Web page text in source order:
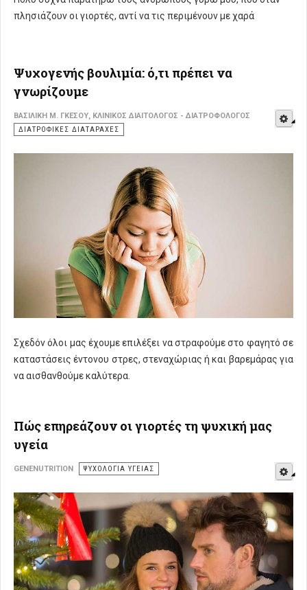
πλησιάζουν οι γιορτές, αντί να τις περιμένουν με χαρά
Ψυχογενής βουλιμία: ό,τι πρέπει να
γνωρίζουμε
ΒΑΣΙΛΙΚΉ Μ. ΓΚΈΣΟΥ, ΚΛΙΝΙΚΌΣ ΔΙΑΙΤΟΛΌΓΟΣ - ΔΙΑΤΡΟΦΟΛΌΓΟΣ
ΔΙΑΤΡΟΦΙΚΈΣ ΔΙΑΤΑΡΑΧΈΣ
Σχεδόν όλοι μας έχουμε επιλέξει να στραφούμε στο φαγητό σε
καταστάσεις έντονου στρες, στεναχώριας ή και βαρεμάρας για
να αισθανθούμε καλύτερα.
Πώς επηρεάζουν οι γιορτές τη ψυχική μας
υγεία
GENENUTRITION ΨΥΧΟΛΟΓΊΑ ΥΓΕΊΑΣ